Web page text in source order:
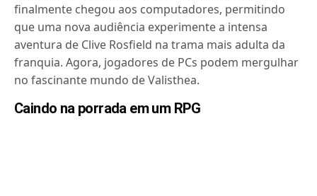
finalmente chegou aos computadores, permitindo
que uma nova audiência experimente a intensa
aventura de Clive Rosfield na trama mais adulta da
franquia. Agora, jogadores de PCs podem mergulhar
no fascinante mundo de Valisthea.
Caindo na porrada em um RPG